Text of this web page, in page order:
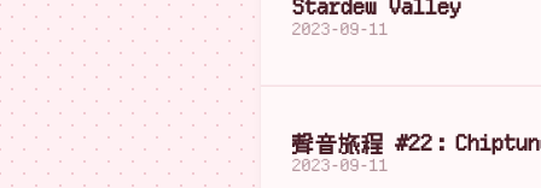
Stardew Valley
2023-09-11
聲音旅程 #22：
2023-09-11